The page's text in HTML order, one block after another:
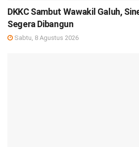
DKKC Sambut Wawakil Galuh,
Segera Dibangun
Sabtu, 8 Agustus 2026